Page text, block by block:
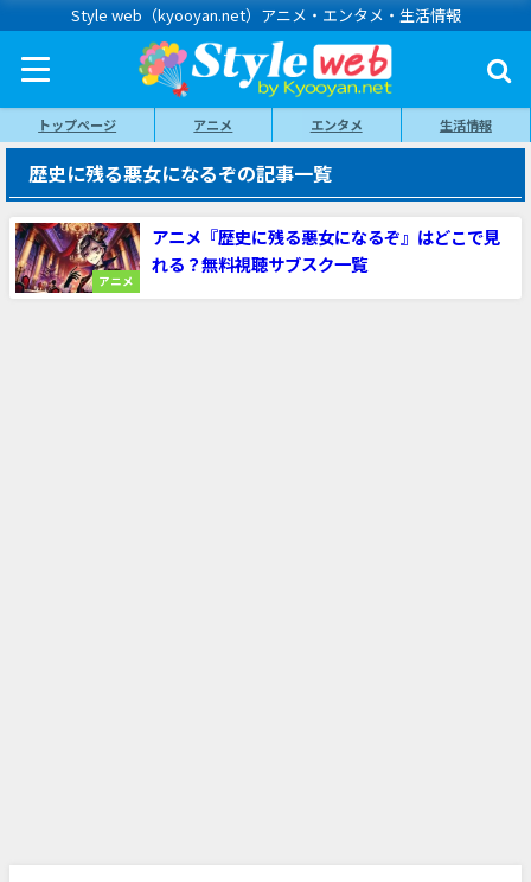
Style web（kyooyan.net）アニメ・エンタメ・生活情報
トップページ アニメ エンタメ 生活情報
歴史に残る悪女になるぞの記事一覧
アニメ
アニメ『歴史に残る悪女になるぞ』はどこで見
れる？無料視聴サブスク一覧